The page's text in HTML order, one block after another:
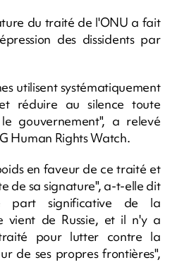
du traité de l'ONU a fait
des dissidents par
utilisent systématiquement
réduire au silence toute
gouvernement", a relevé
Human Rights Watch.
en faveur de ce traité et
de sa signature", a-t-elle dit
part significative de la
vient de Russie, et il n'y a
pour lutter contre la
de ses propres frontières",